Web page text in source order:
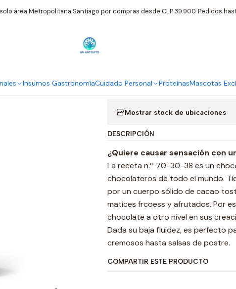
Insumos GastronomíaCuidado Personal ProteínasMascotas
área Metropolitana Santiago por compras desde CLP 39.900. Pedidos
Chocolates Chocolate Amargo 70% Callebaut 2.5 kg
Cantidad
Agregar al
Mostrar stock de ubicaciones
DESCRIPCIÓN
¿Quiere causar sensación con
La receta n.º 70-30-38 es un
chocolateros de todo el mundo.
por un cuerpo sólido de cacao
matices frcoess y afrutados. Por
chocolate a otro nivel en sus
Dada su baja fluidez, es perfecto
cremosos hasta salsas de postre.
COMPARTIR ESTE PRODUCTO